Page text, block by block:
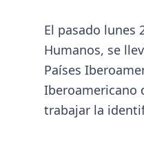
El pasado lunes
Humanos, se
Países
Iberoamericano
trabajar la